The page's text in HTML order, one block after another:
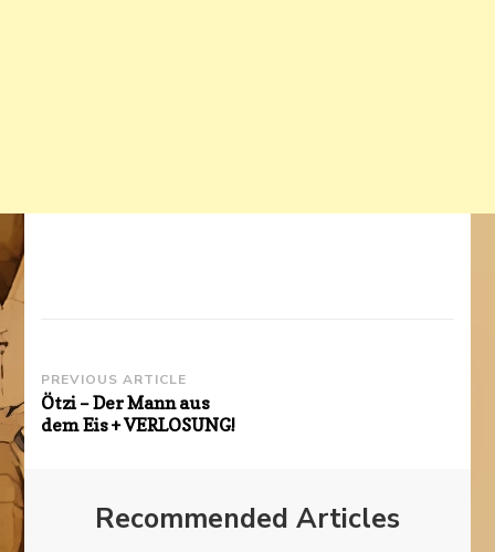
Post
Navigation
PREVIOUS ARTICLE
Ötzi – Der Mann aus
dem Eis + VERLOSUNG!
Recommended Articles